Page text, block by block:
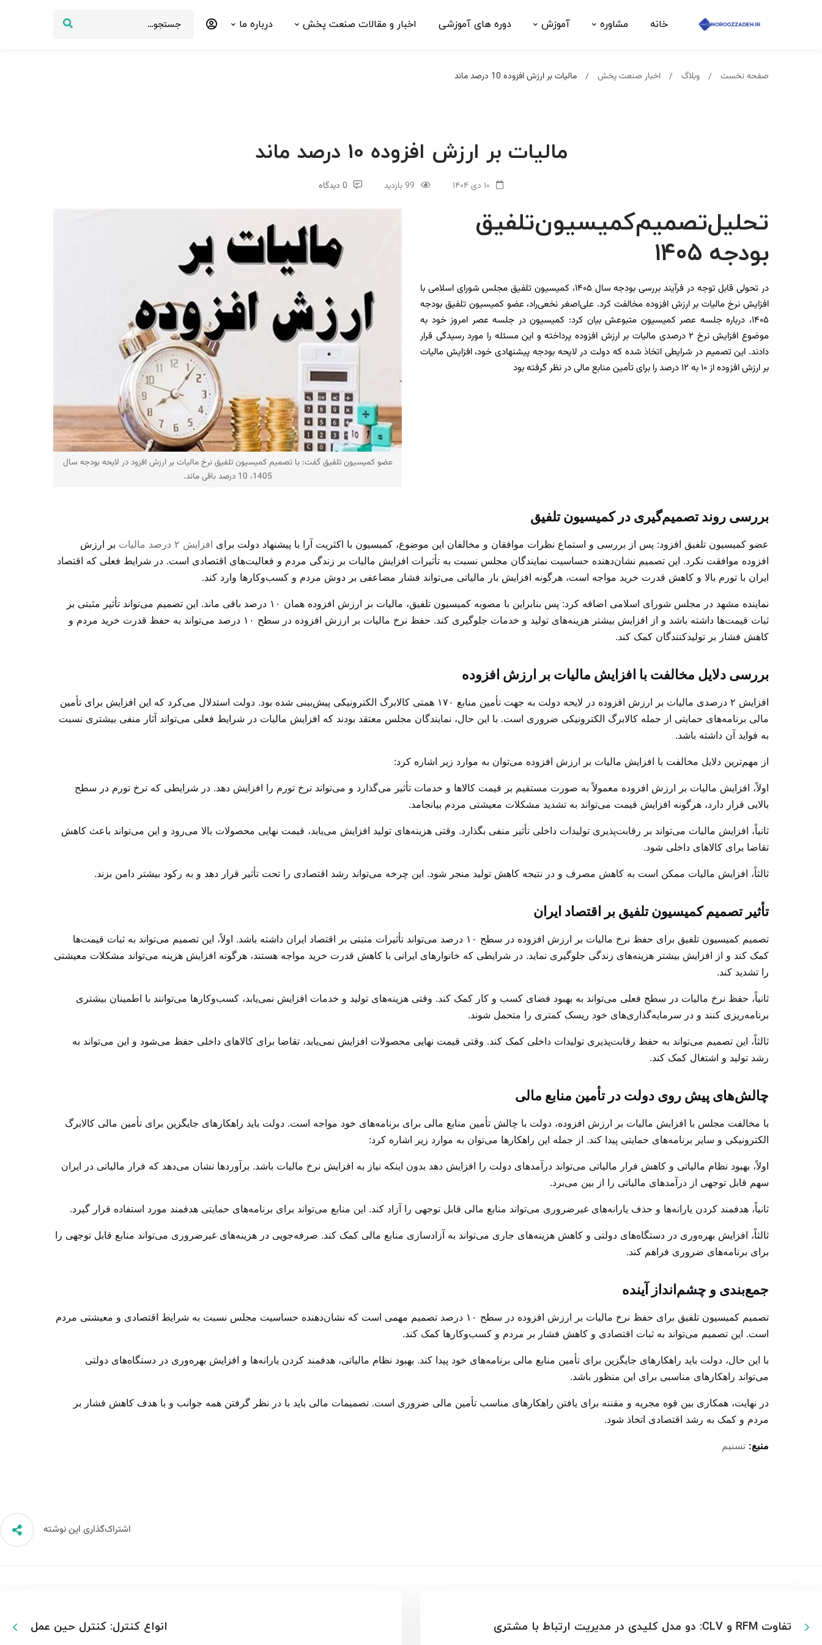
خانه مشاوره آموزش دوره های آموزشی اخبار و مقالات صنعت پخش درباره ما
صفحه نخست وبلاگ اخبار صنعت پخش مالیات بر ارزش افزوده 10 درصد ماند
مالیات بر ارزش افزوده 10 درصد ماند
99 بازدید 0 دیدگاه
تحلیل‌تصمیم‌کمیسیون‌تلفیق
بودجه ۱۴۰۵
در تحولی قابل توجه در فرآیند بررسی بودجه سال ۱۴۰۵، کمیسیون تلفیق مجلس شورای اسلامی با
افزایش نرخ مالیات بر ارزش افزوده مخالفت کرد. علی‌اصغر نخعی‌راد، عضو کمیسیون تلفیق بودجه
۱۴۰۵، درباره جلسه عصر کمیسیون متبوعش بیان کرد: کمیسیون در جلسه عصر امروز خود به
موضوع افزایش نرخ ۲ درصدی مالیات بر ارزش افزوده پرداخته و این مسئله را مورد رسیدگی قرار
دادند. این تصمیم در شرایطی اتخاذ شده که دولت در لایحه بودجه پیشنهادی خود، افزایش مالیات
بر ارزش افزوده از ۱۰ به ۱۲ درصد را برای تأمین منابع مالی در نظر گرفته بود
عضو کمیسیون تلفیق گفت: با تصمیم کمیسیون تلفیق نرخ مالیات بر ارزش افزود در لایحه بودجه سال
1405، 10 درصد باقی ماند.
بررسی روند تصمیم‌گیری در کمیسیون تلفیق
عضو کمیسیون تلفیق افزود: پس از بررسی و استماع نظرات موافقان و مخالفان این موضوع، کمیسیون با اکثریت آرا با پیشنهاد دولت برای افزایش ۲ درصد مالیات
بر ارزش
افزوده موافقت نکرد. این تصمیم نشان‌دهنده حساسیت نمایندگان مجلس نسبت به تأثیرات افزایش مالیات بر زندگی مردم و فعالیت‌های اقتصادی است. در شرایط فعلی که اقتصاد
ایران با تورم بالا و کاهش قدرت خرید مواجه است، هرگونه افزایش بار مالیاتی می‌تواند فشار مضاعفی بر دوش مردم و کسب‌وکارها وارد کند.
نماینده مشهد در مجلس شورای اسلامی اضافه کرد: پس بنابراین با مصوبه کمیسیون تلفیق، مالیات بر ارزش افزوده همان ۱۰ درصد باقی ماند. این تصمیم می‌تواند تأثیر مثبتی بر
ثبات قیمت‌ها داشته باشد و از افزایش بیشتر هزینه‌های تولید و خدمات جلوگیری کند. حفظ نرخ مالیات بر ارزش افزوده در سطح ۱۰ درصد می‌تواند به حفظ قدرت خرید مردم و
کاهش فشار بر تولیدکنندگان کمک کند.
بررسی دلایل مخالفت با افزایش مالیات بر ارزش افزوده
افزایش ۲ درصدی مالیات بر ارزش افزوده در لایحه دولت به جهت تأمین منابع ۱۷۰ همتی کالابرگ الکترونیکی پیش‌بینی شده بود. دولت استدلال می‌کرد که این افزایش برای تأمین
مالی برنامه‌های حمایتی از جمله کالابرگ الکترونیکی ضروری است. با این حال، نمایندگان مجلس معتقد بودند که افزایش مالیات در شرایط فعلی می‌تواند آثار منفی بیشتری نسبت
به فواید آن داشته باشد.
از مهم‌ترین دلایل مخالفت با افزایش مالیات بر ارزش افزوده می‌توان به موارد زیر اشاره کرد:
اولاً، افزایش مالیات بر ارزش افزوده معمولاً به صورت مستقیم بر قیمت کالاها و خدمات تأثیر می‌گذارد و می‌تواند نرخ تورم را افزایش دهد. در شرایطی که نرخ تورم در سطح
بالایی قرار دارد، هرگونه افزایش قیمت می‌تواند به تشدید مشکلات معیشتی مردم بیانجامد.
ثانیاً، افزایش مالیات می‌تواند بر رقابت‌پذیری تولیدات داخلی تأثیر منفی بگذارد. وقتی هزینه‌های تولید افزایش می‌یابد، قیمت نهایی محصولات بالا می‌رود و این می‌تواند باعث کاهش
تقاضا برای کالاهای داخلی شود.
ثالثاً، افزایش مالیات ممکن است به کاهش مصرف و در نتیجه کاهش تولید منجر شود. این چرخه می‌تواند رشد اقتصادی را تحت تأثیر قرار دهد و به رکود بیشتر دامن بزند.
تأثیر تصمیم کمیسیون تلفیق بر اقتصاد ایران
تصمیم کمیسیون تلفیق برای حفظ نرخ مالیات بر ارزش افزوده در سطح ۱۰ درصد می‌تواند تأثیرات مثبتی بر اقتصاد ایران داشته باشد. اولاً، این تصمیم می‌تواند به ثبات قیمت‌ها
کمک کند و از افزایش بیشتر هزینه‌های زندگی جلوگیری نماید. در شرایطی که خانوارهای ایرانی با کاهش قدرت خرید مواجه هستند، هرگونه افزایش هزینه می‌تواند مشکلات معیشتی
را تشدید کند.
ثانیاً، حفظ نرخ مالیات در سطح فعلی می‌تواند به بهبود فضای کسب و کار کمک کند. وقتی هزینه‌های تولید و خدمات افزایش نمی‌یابد، کسب‌وکارها می‌توانند با اطمینان بیشتری
برنامه‌ریزی کنند و در سرمایه‌گذاری‌های خود ریسک کمتری را متحمل شوند.
ثالثاً، این تصمیم می‌تواند به حفظ رقابت‌پذیری تولیدات داخلی کمک کند. وقتی قیمت نهایی محصولات افزایش نمی‌یابد، تقاضا برای کالاهای داخلی حفظ می‌شود و این می‌تواند به
رشد تولید و اشتغال کمک کند.
چالش‌های پیش روی دولت در تأمین منابع مالی
با مخالفت مجلس با افزایش مالیات بر ارزش افزوده، دولت با چالش تأمین منابع مالی برای برنامه‌های خود مواجه است. دولت باید راهکارهای جایگزین برای تأمین مالی کالابرگ
الکترونیکی و سایر برنامه‌های حمایتی پیدا کند. از جمله این راهکارها می‌توان به موارد زیر اشاره کرد:
اولاً، بهبود نظام مالیاتی و کاهش فرار مالیاتی می‌تواند درآمدهای دولت را افزایش دهد بدون اینکه نیاز به افزایش نرخ مالیات باشد. برآوردها نشان می‌دهد که فرار مالیاتی در ایران
سهم قابل توجهی از درآمدهای مالیاتی را از بین می‌برد.
ثانیاً، هدفمند کردن یارانه‌ها و حذف یارانه‌های غیرضروری می‌تواند منابع مالی قابل توجهی را آزاد کند. این منابع می‌تواند برای برنامه‌های حمایتی هدفمند مورد استفاده قرار گیرد.
ثالثاً، افزایش بهره‌وری در دستگاه‌های دولتی و کاهش هزینه‌های جاری می‌تواند به آزادسازی منابع مالی کمک کند. صرفه‌جویی در هزینه‌های غیرضروری می‌تواند منابع قابل توجهی را
برای برنامه‌های ضروری فراهم کند.
جمع‌بندی و چشم‌انداز آینده
تصمیم کمیسیون تلفیق برای حفظ نرخ مالیات بر ارزش افزوده در سطح ۱۰ درصد تصمیم مهمی است که نشان‌دهنده حساسیت مجلس نسبت به شرایط اقتصادی و معیشتی مردم
است. این تصمیم می‌تواند به ثبات اقتصادی و کاهش فشار بر مردم و کسب‌وکارها کمک کند.
با این حال، دولت باید راهکارهای جایگزین برای تأمین منابع مالی برنامه‌های خود پیدا کند. بهبود نظام مالیاتی، هدفمند کردن یارانه‌ها و افزایش بهره‌وری در دستگاه‌های دولتی
می‌تواند راهکارهای مناسبی برای این منظور باشد.
در نهایت، همکاری بین قوه مجریه و مقننه برای یافتن راهکارهای مناسب تأمین مالی ضروری است. تصمیمات مالی باید با در نظر گرفتن همه جوانب و با هدف کاهش فشار بر
مردم و کمک به رشد اقتصادی اتخاذ شود.
منبع: تسنیم
اشتراک‌گذاری این نوشته
تفاوت RFM و CLV: دو مدل کلیدی در مدیریت ارتباط با مشتری انواع کنترل: کنترل حین عمل